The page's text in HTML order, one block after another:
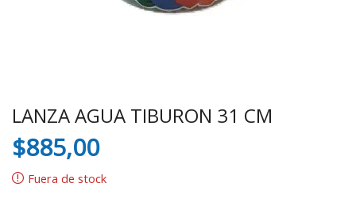
LANZA AGUA TIBURON 31 CM
$885,00
Fuera de stock